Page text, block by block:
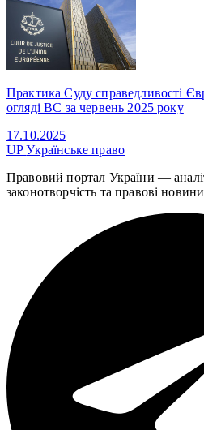
Практика Суду справедливості
огляді ВС за червень 2025 року
17.10.2025
UPУкраїнське право
Правовий портал України —
законотворчість та правові